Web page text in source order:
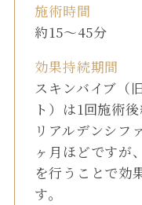
施術時間
約15〜45分
効果持続期間
スキンバイブ（
ト）は1回施術
リアルデンシフ
ヶ月ほどですが
を行うことで効
す。